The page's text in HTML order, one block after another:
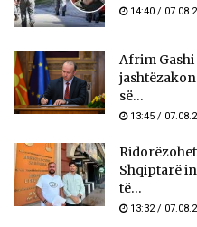
14:40 /
Afrim
së...
13:45 /
Shqiptarë
të...
13:32 /